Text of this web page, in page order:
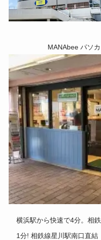
MANAbee パソ
横浜駅から快速で4分。相
1分! 相鉄線星川駅南口直結